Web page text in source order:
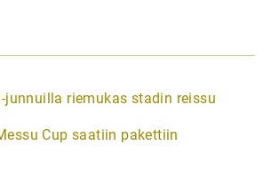
junnuilla riemukas stadin reissu
Cup saatiin pakettiin